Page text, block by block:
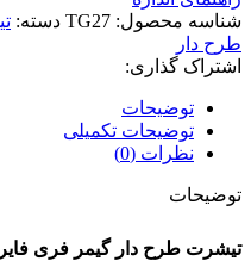
شناسه محصول: TG27 دسته:
طرح دار
اشتراک گذاری:
توضیحات
توضیحات تکمیلی
نظرات (0)
توضیحات
تیشرت طرح دار گیمر فری